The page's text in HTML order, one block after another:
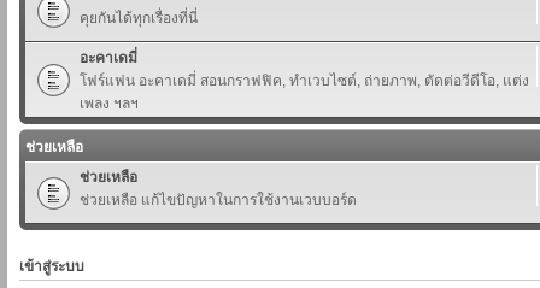
คุยกันได้ทุกเรื่องที่นี่
อะคาเดมี่
โฟร์แฟน อะคาเดมี่ สอนกราฟฟิค, ทำเวบไซต์, ถ่ายภาพ, ตัดต่อวีดีโอ, แต่ง
เพลง ฯลฯ
ช่วยเหลือ
ช่วยเหลือ
ช่วยเหลือ แก้ไขปัญหาในการใช้งานเวบบอร์ด
เข้าสู่ระบบ